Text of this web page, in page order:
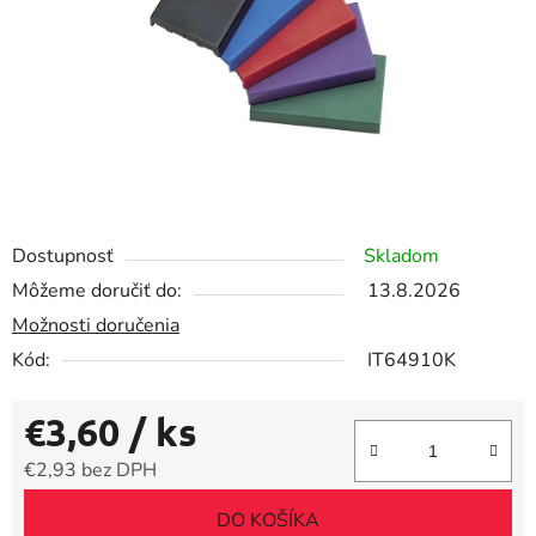
Dostupnosť
Skladom
Môžeme doručiť do:
13.8.2026
Možnosti doručenia
Kód:
IT64910K
€3,60 / ks
€2,93 bez DPH
DO KOŠÍKA